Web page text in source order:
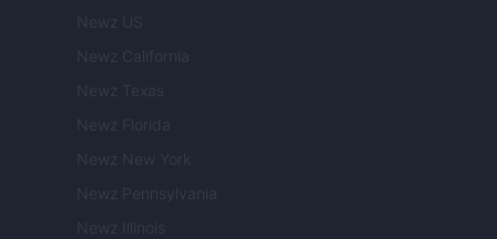
Newz US
Newz California
Newz Texas
Newz Florida
Newz New York
Newz Pennsylvania
Newz Illinois